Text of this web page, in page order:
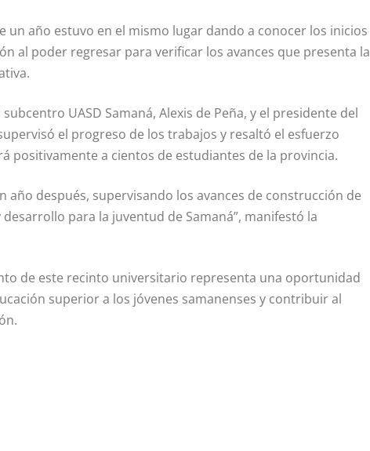
año estuvo en el mismo lugar dando a conocer los inicios
al poder regresar para verificar los avances que presenta la
UASD Samaná, Alexis de Peña, y el presidente del
el progreso de los trabajos y resaltó el esfuerzo
positivamente a cientos de estudiantes de la provincia.
después, supervisando los avances de construcción de
para la juventud de Samaná”, manifestó la
de este recinto universitario representa una oportunidad
superior a los jóvenes samanenses y contribuir al